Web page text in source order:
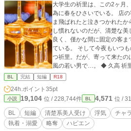
大学生の祈里は、この2ヶ月
為に春をひさいでいる。 店
ま飛ばれたと泣きつかれた
し慣れないのだが、清楚な
良く、僅かな間に固定の客
ている。 そして今夜もいつ
つ祈里。だが、寄って来た
風の若い男で…。 ◆ 久高 祈里 (くだか いのり・受け) 天馬の
為に嫌々頑張ってたけど最近限界。 ◆ 天馬 (祈里
の時はテンマ表記・攻め) 祈里の彼氏。売れないホスト。売れ
ないなら辞めたら良いのに。 ◆ 三須 麗都 (みす れいと・攻
め) 天馬の勤務するホストクラブのNO.1様。 目線ひとつでめ
ちゃくちゃ売り上げるし甲斐
※ゆっくり更新です ※up後に
くまでフィクションですので
BL 完結 短編 R18
24h.ポイント 35pt
小説 19,104 位 / 228,744件 BL 4,571 位 /
BL 短編 清楚系美人受け 浮気 チャ
執着・溺愛
略奪 ハピエン